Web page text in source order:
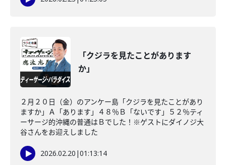
「クジラを見たことがあります
か」
２月２０日（金）のアンケー島「クジラを見たことがあり
ますか」Ａ「あります」４８％Ｂ「ないです」５２％ティ
ーサージ的沖縄の普通はＢでした！※ゲストにダイノジ大
谷さんをお迎えしました
2026.02.20 |01:13:14